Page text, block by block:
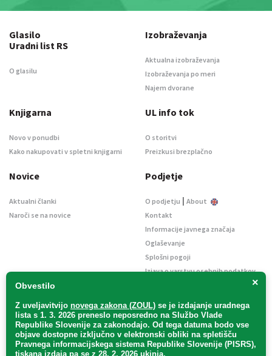
×
Obvestilo
Z uveljavitvijo novega zakona (ZOUL) se je izdajanje uradnega
lista s 1. 3. 2026 preneslo neposredno na Službo Vlade
Republike Slovenije za zakonodajo. Od tega datuma bodo vse
objave dostopne izključno v elektronski obliki na spletišču
Pravnega informacijskega sistema Republike Slovenije (PISRS),
tiskana izdaja pa se z 28. 2. 2026 ukinja.
Glasilo
Uradni list RS
O glasilu
Izobraževanja
Aktualna izobraževanja
Izobraževanja po meri
Najem dvorane
Knjigarna
Novo v ponudbi
Kako nakupovati v spletni knjigarni
UL info tok
O storitvi
Preizkusi brezplačno
Novice
Aktualni članki
Naroči se na novice
Podjetje
O podjetju | About
Kontakt
Informacije javnega značaja
Oglaševanje
Splošni pogoji
Izjava o varstvu osebnih podatkov
Uradni list d. o. o. – v likvidaciji / Vse pravice pridržane.